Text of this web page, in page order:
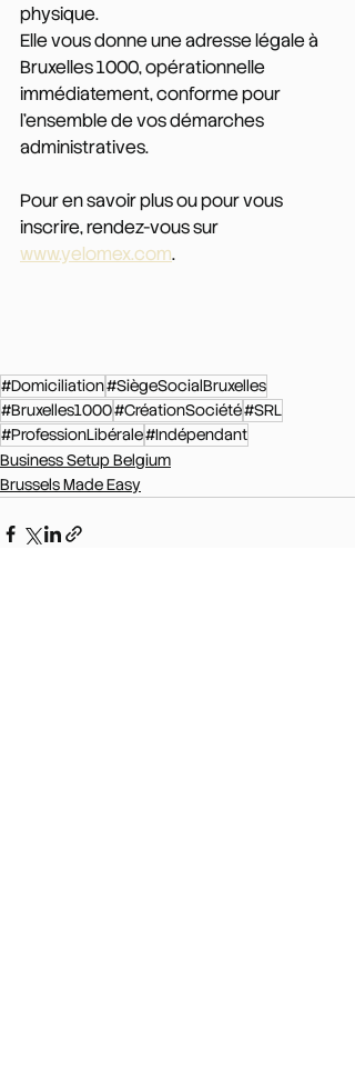
physique.
Elle vous donne une adresse légale à
Bruxelles 1000, opérationnelle
immédiatement, conforme pour
l'ensemble de vos démarches
administratives.
Pour en savoir plus ou pour vous
inscrire, rendez-vous sur
www.yelomex.com.
#Domiciliation#SiègeSocialBruxelles
#Bruxelles1000#CréationSociété#SRL
#ProfessionLibérale#Indépendant
Business Setup Belgium
Brussels Made Easy